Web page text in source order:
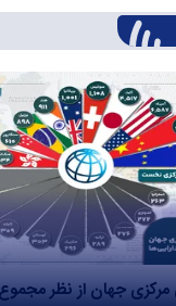
جهان از نظر